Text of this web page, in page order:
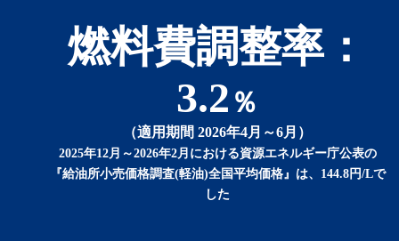
燃料費調整率：
3.2 ％
（適用期間 2026年4月～6月）
2025年12月～2026年2月における資源エネルギー庁公表の
『給油所小売価格調査(軽油)全国平均価格』は、144.8円/Lで
した